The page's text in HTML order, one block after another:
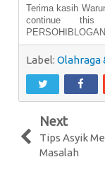
Terima kasih
continue this
Label: Olahraga
Next
Tips Asyik
Masalah